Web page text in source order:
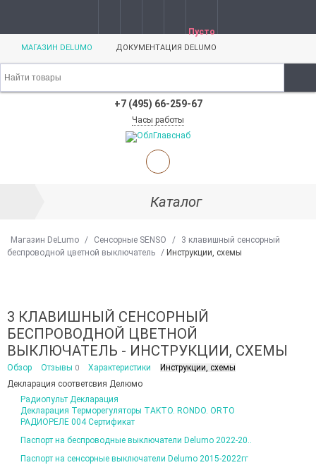
Пусто
МАГАЗИН DELUMO ДОКУМЕНТАЦИЯ DELUMO
+7 (495) 66-259-67
Часы работы
Каталог
Магазин DeLumo / Сенсорные SENSO /
3 клавишный сенсорный
беспроводной цветной выключатель / Инструкции, схемы
3 КЛАВИШНЫЙ СЕНСОРНЫЙ
БЕСПРОВОДНОЙ ЦВЕТНОЙ
ВЫКЛЮЧАТЕЛЬ - ИНСТРУКЦИИ, СХЕМЫ
Обзор Отзывы 0 Характеристики
Инструкции, схемы
Декларация соответсвия Делюмо
Радиопульт Декларация
Декларация Терморегуляторы TAKTO. RONDO. ORTO
РАДИОРЕЛЕ 004 Cертификат
Паспорт на беспроводные выключатели Delumo 2022-20..
Паспорт на сенсорные выключатели Delumo 2015-2022гг